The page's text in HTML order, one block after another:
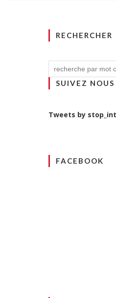
RECHERCHER
SUIVEZ
Tweets by
FACEBOOK